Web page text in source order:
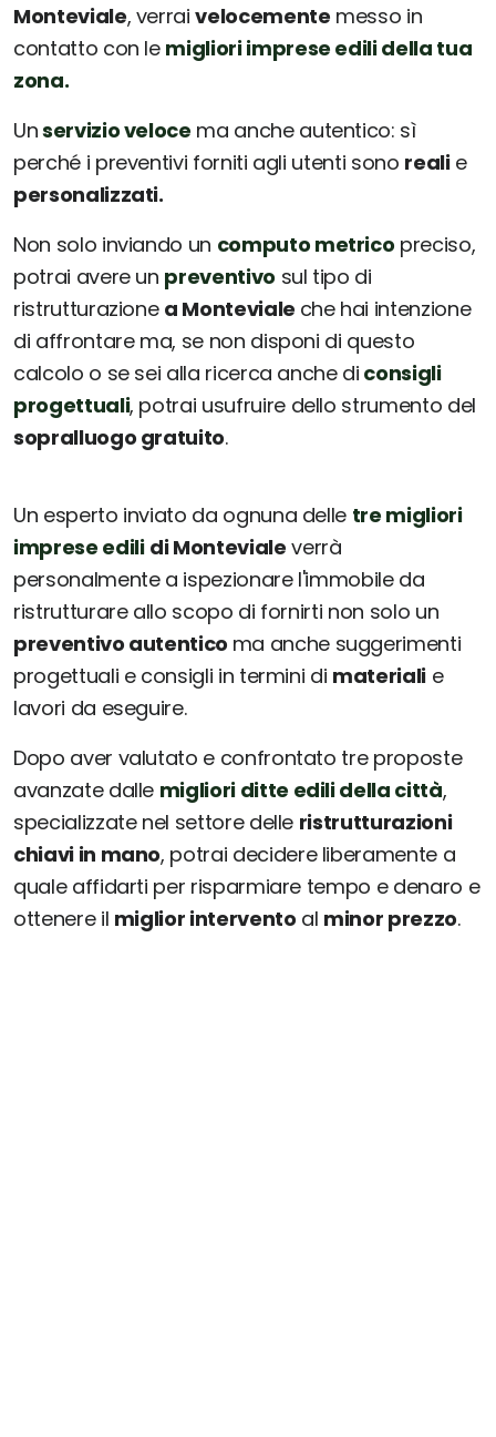
Monteviale, verraivelocemente messo in
contatto con le migliori imprese edili della tua
zona.
Unservizio veloce ma anche autentico: sì
perché i preventivi forniti agli utenti sono realie
personalizzati.
Non solo inviando un computo metrico preciso,
potrai avere un preventivo sul tipo di
ristrutturazione a Monteviale che hai intenzione
di affrontare ma, se non disponi di questo
calcolo o se sei alla ricerca anche di consigli
progettuali, potrai usufruire dello strumento del
sopralluogo gratuito.
Un esperto inviato da ognuna delle tre migliori
imprese edili di Monteviale verrà
personalmente a ispezionare l'immobile da
ristrutturare allo scopo di fornirti non solo un
preventivo autentico ma anche suggerimenti
progettuali e consigli in termini di materialie
lavori da eseguire.
Dopo aver valutato e confrontato tre proposte
avanzate dalle migliori ditte edili della città,
specializzate nel settore delle ristrutturazioni
chiavi in mano, potrai decidere liberamente a
quale affidarti per risparmiare tempo e denaro e
ottenere il miglior intervento al minor prezzo.